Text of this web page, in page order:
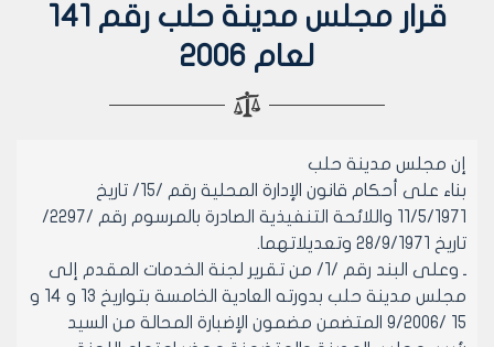
قرار مجلس مدينة حلب رقم 141
لعام 2006
إن مجلس مدينة حلب
بناء على أحكام قانون الإدارة المحلية رقم /15/ تاريخ
11/5/1971 واللائحة التنفيذية الصادرة بالمرسوم رقم /2297/
تاريخ 28/9/1971 وتعديلاتهما.
ـ وعلى البند رقم /1/ من تقرير لجنة الخدمات المقدم إلى
مجلس مدينة حلب بدورته العادية الخامسة بتواريخ 13 و 14 و
15 /9/2006 المتضمن مضمون الإضبارة المحالة من السيد